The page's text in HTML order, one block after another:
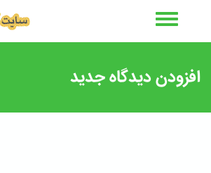
افزودن دیدگاه جدید